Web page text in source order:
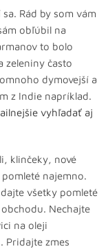
Rád by som vám
obľúbil na
to bolo
zeleniny často
dymovejší a
z Indie napríklad.
vyhľadať aj
klinčeky, nové
najemno.
všetky pomleté
Nechajte
na oleji
Pridajte zmes